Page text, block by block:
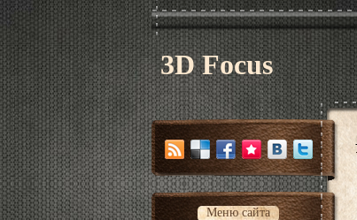
3D Focus
Меню сайта